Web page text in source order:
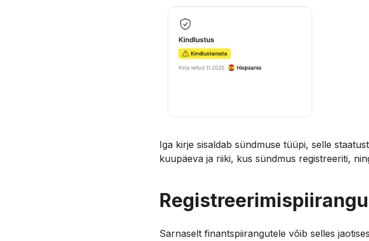
Iga kirje sisaldab sündmuse tüüpi, selle
kuupäeva ja riiki, kus sündmus registreeriti,
Sarnaselt finantspiirangutele võib selles